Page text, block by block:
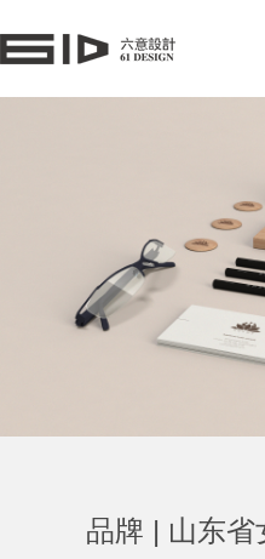
品牌 | 山东省